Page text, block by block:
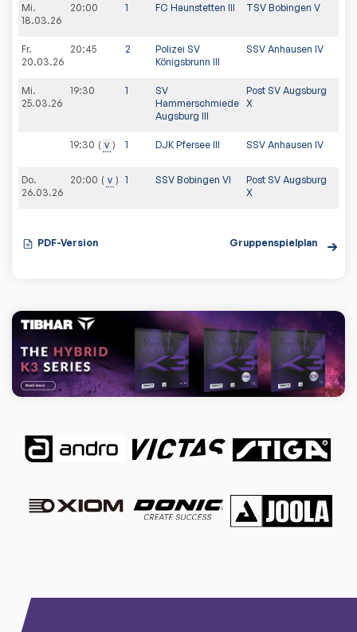
Mi.
18.03.26
20:00 1 FC Haunstetten III TSV Bobingen V
Fr.
20.03.26
20:45 2
Polizei SV
Königsbrunn III
SSV Anhausen IV
Mi.
25.03.26
19:30 1
SV
Hammerschmiede
Augsburg III
Post SV Augsburg
X
19:30 v 1 DJK Pfersee III SSV Anhausen IV
Do.
26.03.26
20:00 v 1 SSV Bobingen VI
Post SV Augsburg
X
PDF-Version Gruppenspielplan